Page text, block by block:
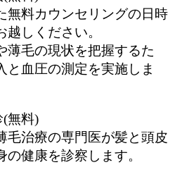
無料カウンセリングの日時
しください。
薄毛の現状を把握するた
と血圧の測定を実施しま
(無料)
毛治療の専門医が髪と頭皮
健康を診察します。